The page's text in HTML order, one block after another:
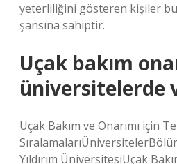
yeterliliğini gösteren kişiler
şansına sahiptir.
Uçak bakım
üniversitelerde
Uçak Bakım ve Onarımı için
Yıldırım ÜniversitesiUçak